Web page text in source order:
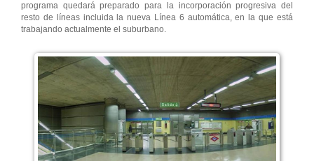
programa quedará preparado para la incorporación progresiva del
resto de líneas incluida la nueva Línea 6 automática, en la que está
trabajando actualmente el suburbano.